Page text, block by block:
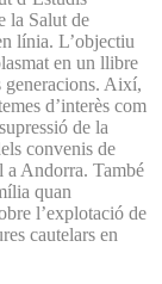
la Salut de
línia. L’objectiu
en un llibre
generacions. Així,
d’interès com
de la
convenis de
a Andorra. També
quan
l’explotació de
cautelars en